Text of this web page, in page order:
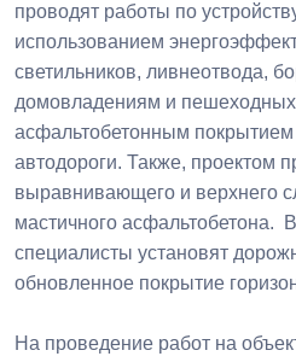
проводят работы по
использованием
светильников, ливнеотвода,
домовладениям и пешеходных
асфальтобетонным покрытием
автодороги. Также, проектом
выравнивающего и верхнего
мастичного асфальтобетона.
специалисты установят
обновленное покрытие
На проведение работ на